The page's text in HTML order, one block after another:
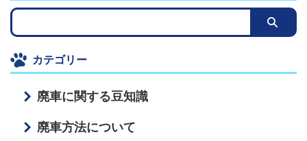
カテゴリー
廃車に関する豆知識
廃車方法について